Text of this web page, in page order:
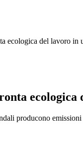
ecologica del lavoro in
producono